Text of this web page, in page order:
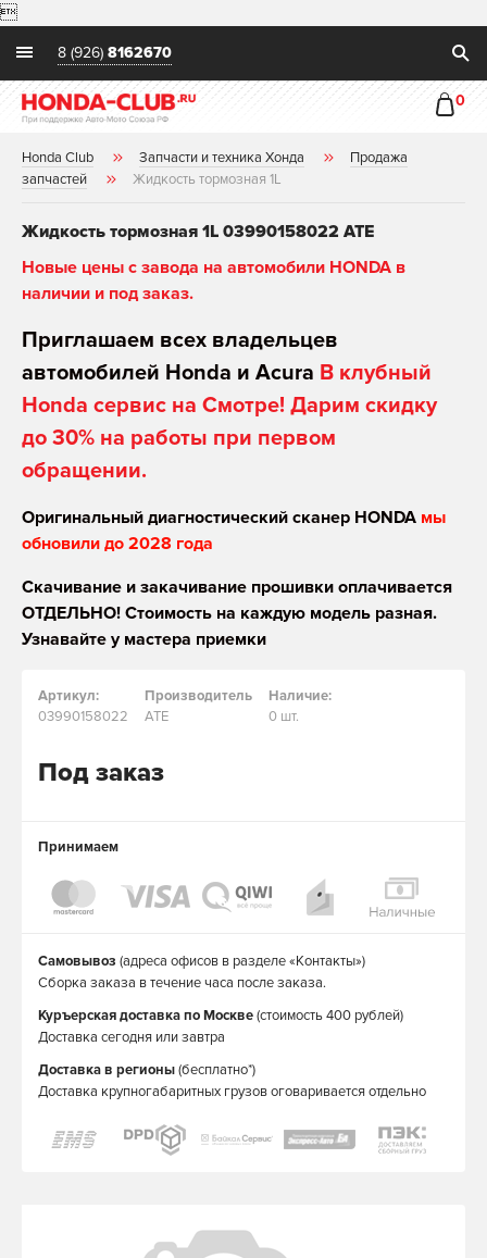

8 (926) 8162670
0
Honda Club Запчасти и техника Хонда
Продажа
запчастей
Жидкость тормозная 1L
Жидкость тормозная 1L 03990158022 ATE
Новые цены с завода на автомобили HONDA в
наличии и под заказ.
Приглашаем всех владельцев
автомобилей Honda и Acura В клубный
Honda сервис на Смотре! Дарим скидку
до 30% на работы при первом
обращении.
Оригинальный диагностический сканер HONDA мы
обновили до 2028 года
Скачивание и закачивание прошивки оплачивается
ОТДЕЛЬНО! Стоимость на каждую модель разная.
Узнавайте у мастера приемки
Артикул:
03990158022
Производитель
ATE
Наличие:
0 шт.
Под заказ
Принимаем
Самовывоз (адреса офисов в разделе «Контакты»)
Сборка заказа в течение часа после заказа.
Куръерская доставка по Москве(стоимость 400 рублей)
Доставка сегодня или завтра
Доставка в регионы(бесплатно*)
Доставка крупногабаритных грузов оговаривается отдельно